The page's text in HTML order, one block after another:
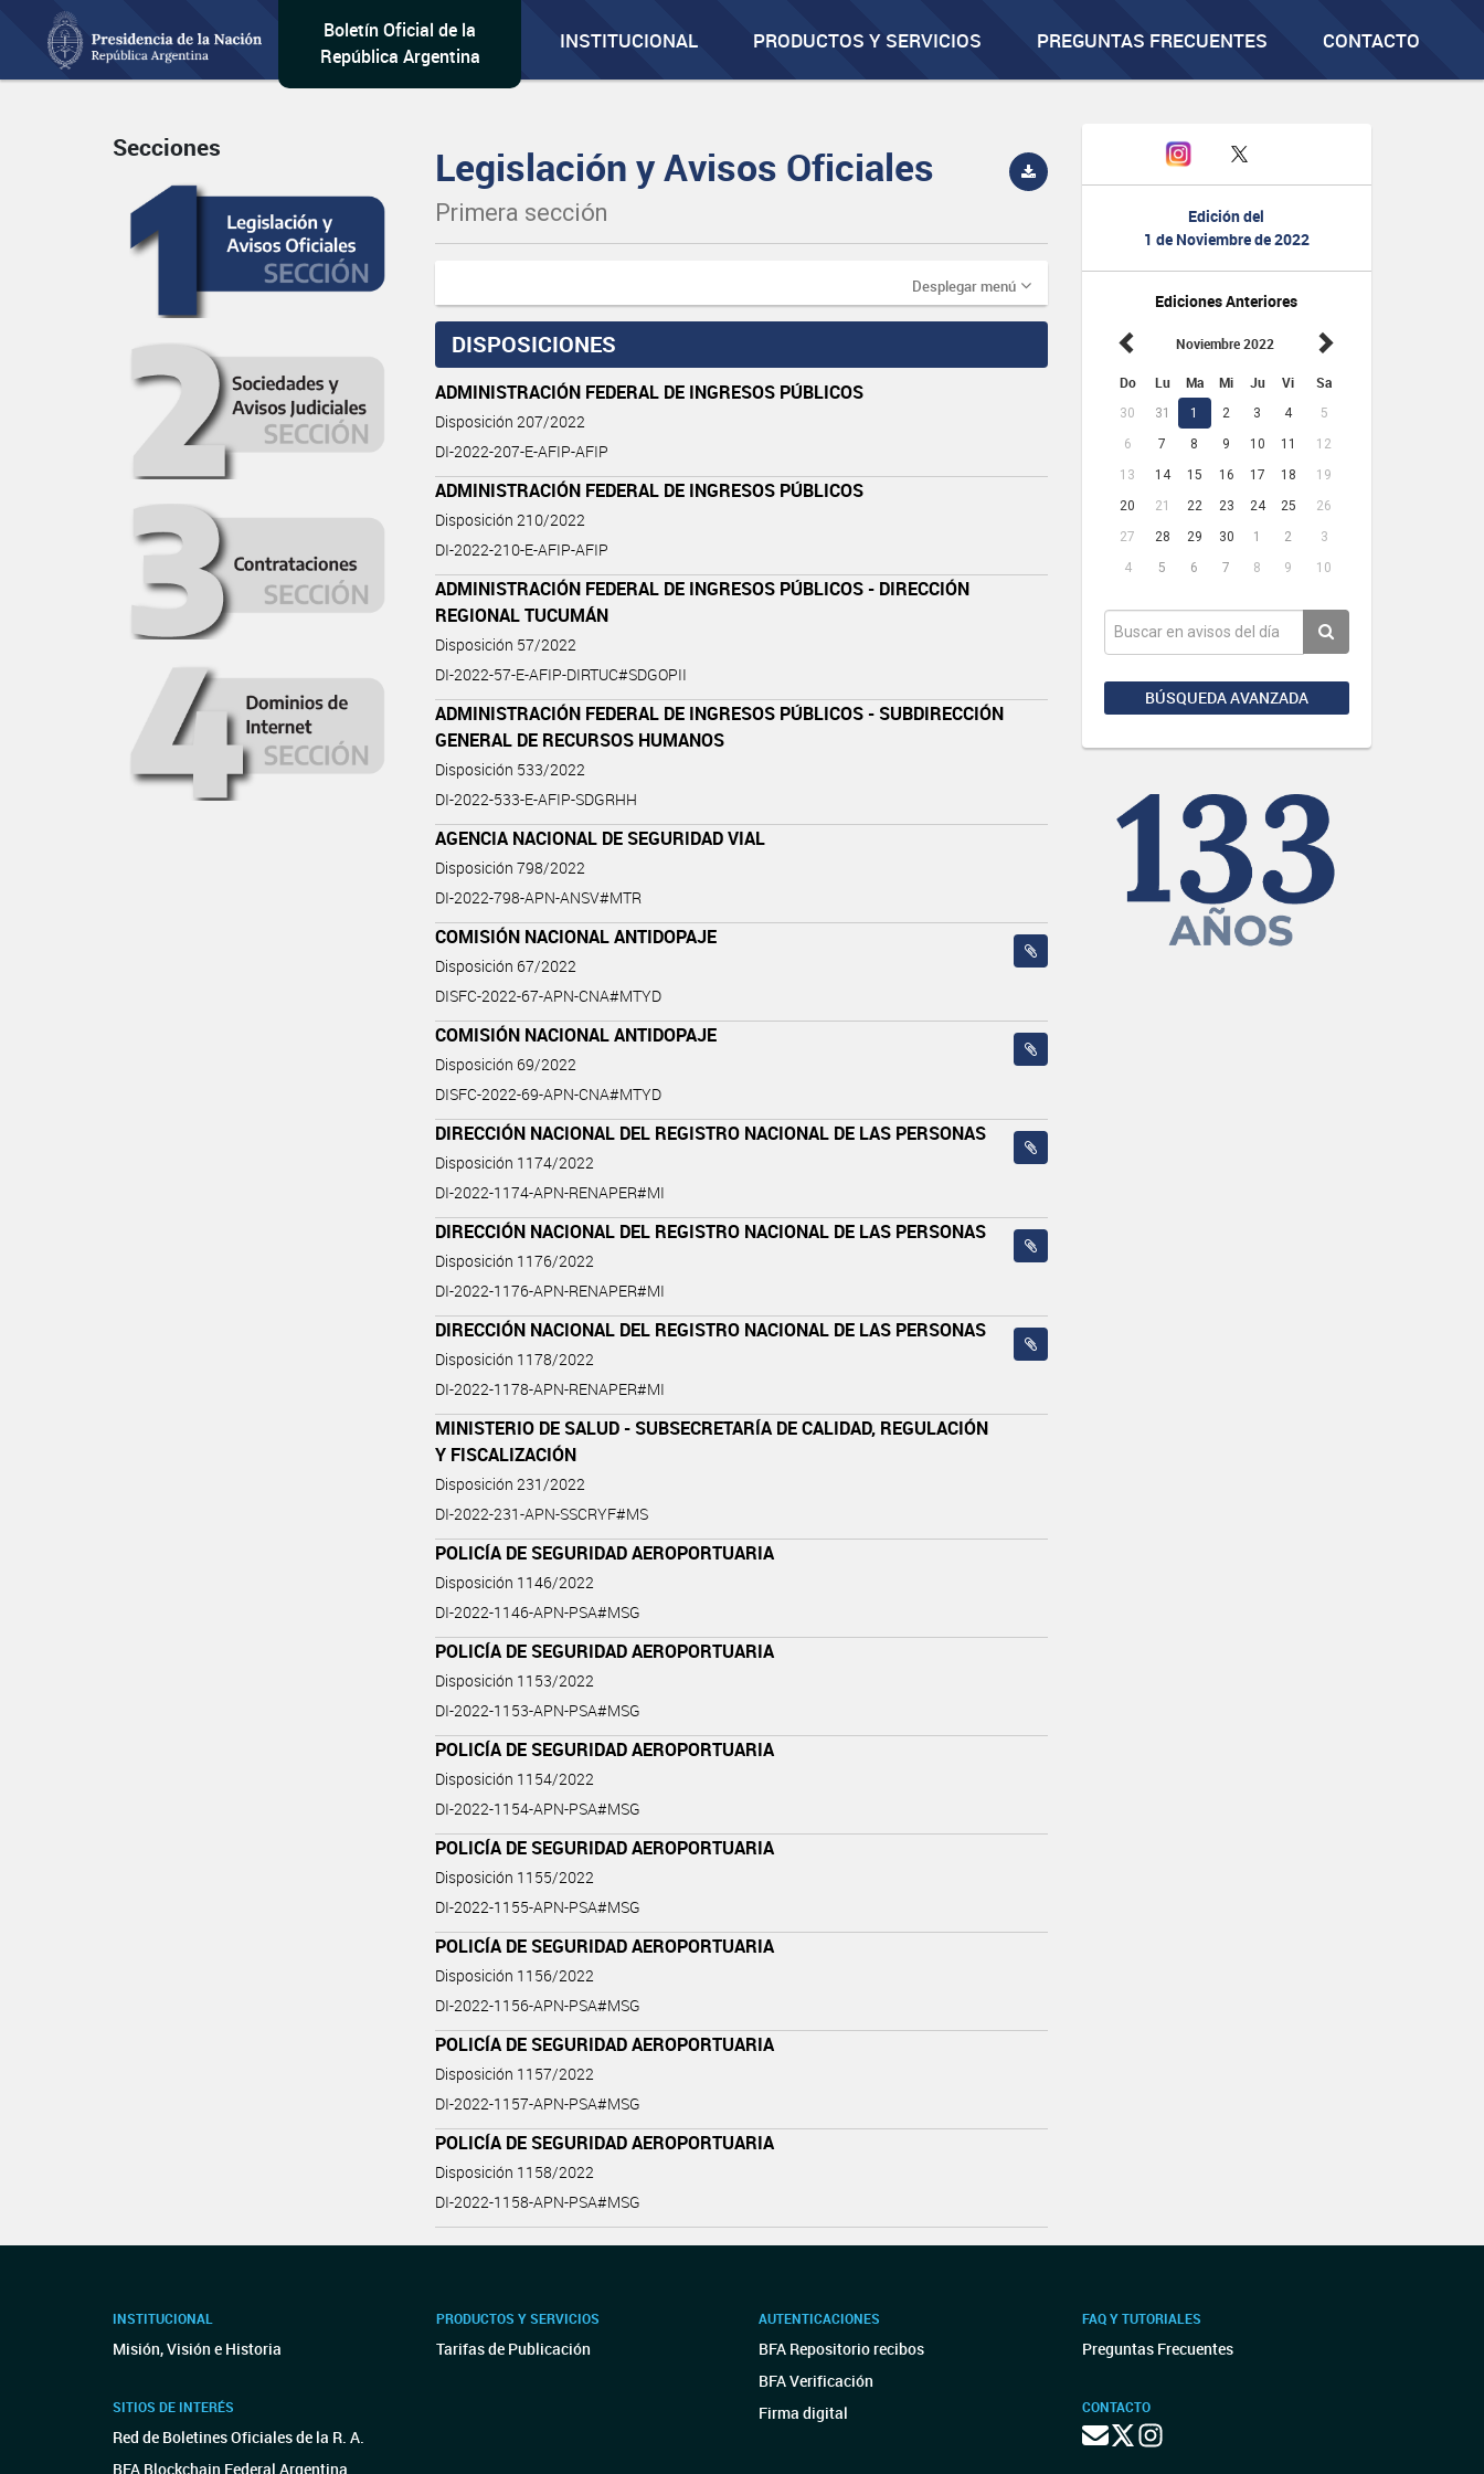
Boletín Oficial de la
República Argentina
INSTITUCIONAL PRODUCTOS Y SERVICIOS PREGUNTAS FRECUENTES CONTACTO
Edición del
1 de Noviembre de 2022
Ediciones Anteriores
Noviembre 2022
Do Lu Ma Mi Ju Vi Sa
30 31 1 2 3 4
5
6
7 8 9 10 11
12
13
14 15 16 17 18
19
20
21 22 23 24 25
26
27
28 29 30 1 2
3
4
5 6 7 8 9 10
BÚSQUEDA AVANZADA
Secciones Legislación y Avisos Oficiales
Primera sección
Desplegar menú
DISPOSICIONES
ADMINISTRACIÓN FEDERAL DE INGRESOS PÚBLICOS
Disposición 207/2022
DI-2022-207-E-AFIP-AFIP
ADMINISTRACIÓN FEDERAL DE INGRESOS PÚBLICOS
Disposición 210/2022
DI-2022-210-E-AFIP-AFIP
ADMINISTRACIÓN FEDERAL DE INGRESOS PÚBLICOS - DIRECCIÓN
REGIONAL TUCUMÁN
Disposición 57/2022
DI-2022-57-E-AFIP-DIRTUC#SDGOPII
ADMINISTRACIÓN FEDERAL DE INGRESOS PÚBLICOS - SUBDIRECCIÓN
GENERAL DE RECURSOS HUMANOS
Disposición 533/2022
DI-2022-533-E-AFIP-SDGRHH
AGENCIA NACIONAL DE SEGURIDAD VIAL
Disposición 798/2022
DI-2022-798-APN-ANSV#MTR
COMISIÓN NACIONAL ANTIDOPAJE
Disposición 67/2022
DISFC-2022-67-APN-CNA#MTYD
COMISIÓN NACIONAL ANTIDOPAJE
Disposición 69/2022
DISFC-2022-69-APN-CNA#MTYD
DIRECCIÓN NACIONAL DEL REGISTRO NACIONAL DE LAS PERSONAS
Disposición 1174/2022
DI-2022-1174-APN-RENAPER#MI
DIRECCIÓN NACIONAL DEL REGISTRO NACIONAL DE LAS PERSONAS
Disposición 1176/2022
DI-2022-1176-APN-RENAPER#MI
DIRECCIÓN NACIONAL DEL REGISTRO NACIONAL DE LAS PERSONAS
Disposición 1178/2022
DI-2022-1178-APN-RENAPER#MI
MINISTERIO DE SALUD - SUBSECRETARÍA DE CALIDAD, REGULACIÓN
Y FISCALIZACIÓN
Disposición 231/2022
DI-2022-231-APN-SSCRYF#MS
POLICÍA DE SEGURIDAD AEROPORTUARIA
Disposición 1146/2022
DI-2022-1146-APN-PSA#MSG
POLICÍA DE SEGURIDAD AEROPORTUARIA
Disposición 1153/2022
DI-2022-1153-APN-PSA#MSG
POLICÍA DE SEGURIDAD AEROPORTUARIA
Disposición 1154/2022
DI-2022-1154-APN-PSA#MSG
POLICÍA DE SEGURIDAD AEROPORTUARIA
Disposición 1155/2022
DI-2022-1155-APN-PSA#MSG
POLICÍA DE SEGURIDAD AEROPORTUARIA
Disposición 1156/2022
DI-2022-1156-APN-PSA#MSG
POLICÍA DE SEGURIDAD AEROPORTUARIA
Disposición 1157/2022
DI-2022-1157-APN-PSA#MSG
POLICÍA DE SEGURIDAD AEROPORTUARIA
Disposición 1158/2022
DI-2022-1158-APN-PSA#MSG
INSTITUCIONAL
Misión, Visión e Historia
SITIOS DE INTERÉS
Red de Boletines Oficiales de la R. A.
BFA Blockchain Federal Argentina
PRODUCTOS Y SERVICIOS
Tarifas de Publicación
AUTENTICACIONES
BFA Repositorio recibos
BFA Verificación
Firma digital
FAQ Y TUTORIALES
Preguntas Frecuentes
CONTACTO